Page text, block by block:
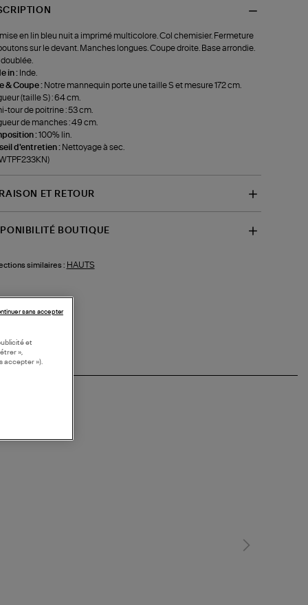
en lin bleu nuit a imprimé multicolore. Col chemisier. Fermeture
sur le devant. Manches longues. Coupe droite. Base arrondie.
in : Inde.
& Coupe : Notre mannequin porte une taille S et mesure 172 cm.
(taille S) : 64 cm.
tour de poitrine : 53 cm.
de manches : 49 cm.
:100% lin.
d'entretien : Nettoyage à sec.
ET RETOUR
BOUTIQUE
similaires : HAUTS
et
»,
accepter »).
sans accepter